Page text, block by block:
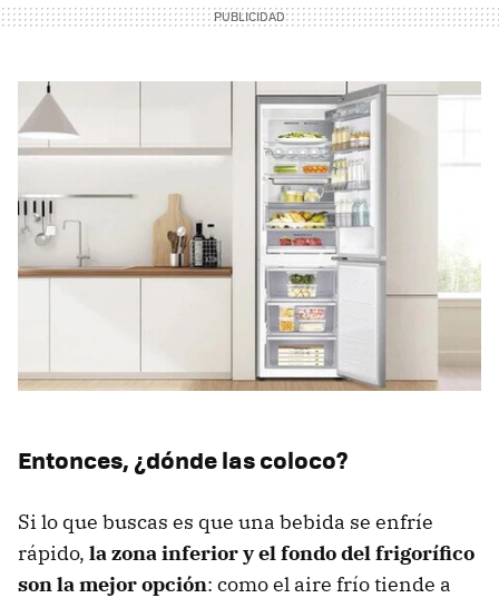
Entonces, ¿dónde las coloco?
Si lo que buscas es que una bebida se enfríe
rápido, la zona inferior y el fondo del frigorífico
son la mejor opción: como el aire frío tiende a